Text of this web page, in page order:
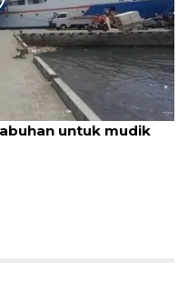
untuk mudik